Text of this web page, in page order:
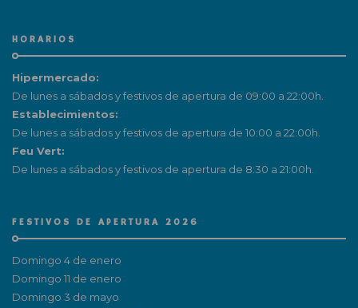
HORARIOS
Hipermercado:
De lunes a sábados y festivos de apertura de 09:00 a 22:00h.
Establecimientos:
De lunes a sábados y festivos de apertura de 10:00 a 22:00h.
Feu Vert:
De lunes a sábados y festivos de apertura de 8:30 a 21:00h.
FESTIVOS DE APERTURA 2026
Domingo 4 de enero
Domingo 11 de enero
Domingo 3 de mayo